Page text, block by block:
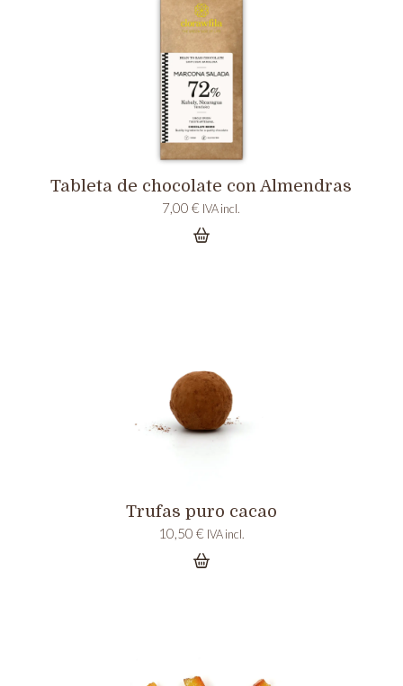
Tableta de chocolate con Almendras
7,00€ IVA incl.
Trufas puro cacao
10,50 € IVA incl.